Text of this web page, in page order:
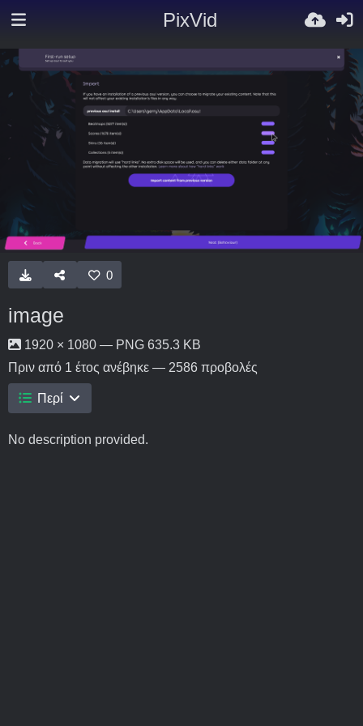
PixVid
0
image
1920 × 1080 — PNG 635.3 KB
Πριν από 1 έτος ανέβηκε — 2586 προβολές
Περί
No description provided.